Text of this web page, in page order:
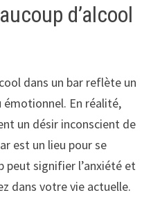
d’alcool
dans un bar reflète un
En réalité,
un désir inconscient de
est un lieu pour se
peut signifier l’anxiété et
dans votre vie actuelle.